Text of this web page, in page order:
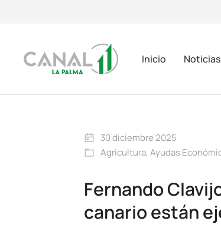
Inicio Noticias
30 diciembre 2025
Agricultura, Ayudas
Fernando
canario están